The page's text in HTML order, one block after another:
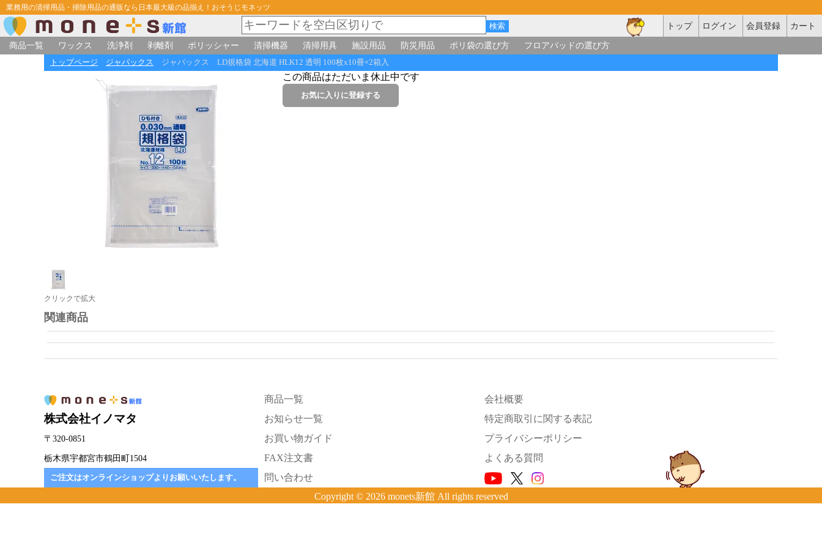
業務用の清掃用品・掃除用品の通販なら日本最大級の品揃え！おそうじモネッツ
トップ ログイン 会員登録
カート
商品一覧
ワックス 洗浄剤 剥離剤 ポリッシャー 清掃機器 清掃用具 施設用品 防災用品 ポリ袋の選び方 フロアパッドの選び方
トップページ ジャパックス ジャパックス LD規格袋 北海道 HLK12 透明 100枚x10冊×2箱入
クリックで拡大
この商品はただいま休止中です
関連商品
株式会社イノマタ
〒320-0851
栃木県宇都宮市鶴田町1504
ご注文はオンラインショップよりお願いいたします。
商品一覧
お知らせ一覧
お買い物ガイド
FAX注文書
問い合わせ
会社概要
特定商取引に関する表記
プライバシーポリシー
よくある質問
Copyright © 2026 monets新館 All rights reserved